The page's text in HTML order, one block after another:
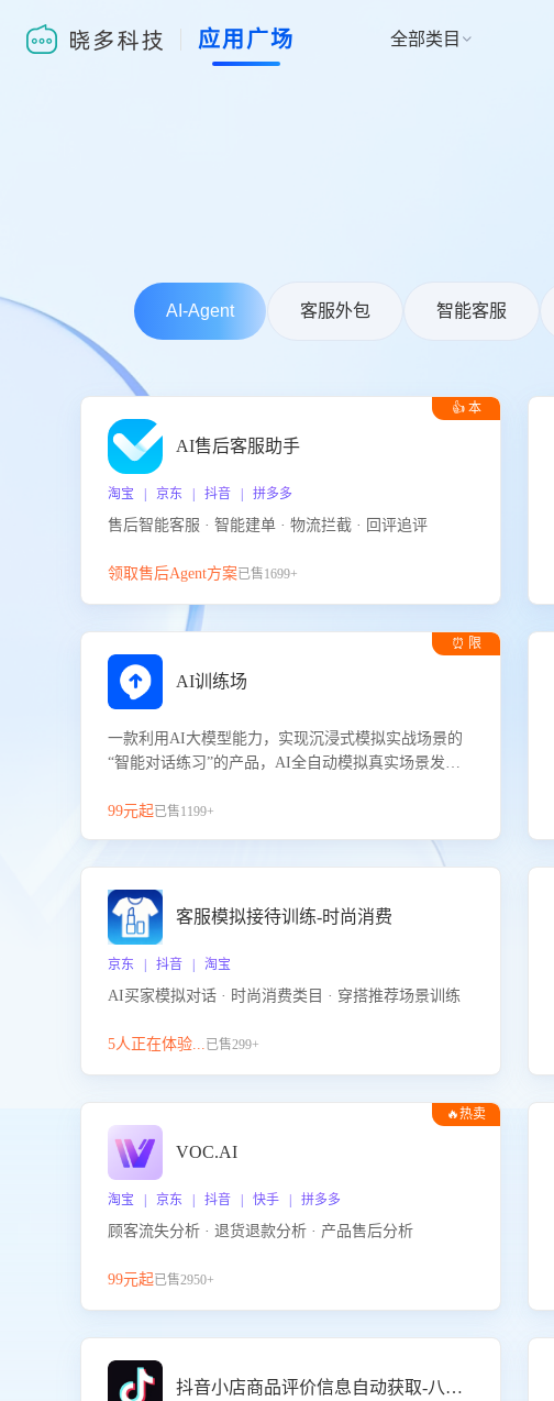
应用广场 全部类目 
AI-Agent 客服外包 智能客服
👍 本
AI售后客服助手
淘宝 | 京东 | 抖音 | 拼多多
售后智能客服 · 智能建单 · 物流拦截 · 回评追评
领取售后Agent方案已售1699+
⏰ 限
AI训练场
一款利用AI大模型能力，实现沉浸式模拟实战场景的
“智能对话练习”的产品，AI全自动模拟真实场景发生
提升客服团队的销服能力。
99元起已售1199+
客服模拟接待训练-时尚消费
京东 | 抖音 | 淘宝
AI买家模拟对话 · 时尚消费类目 · 穿搭推荐场景训练
5人正在体验...已售299+
🔥热卖
VOC.AI
淘宝 | 京东 | 抖音 | 快手 | 拼多多
顾客流失分析 · 退货退款分析 · 产品售后分析
99元起已售2950+
抖音小店商品评价信息自动获取-八爪鱼